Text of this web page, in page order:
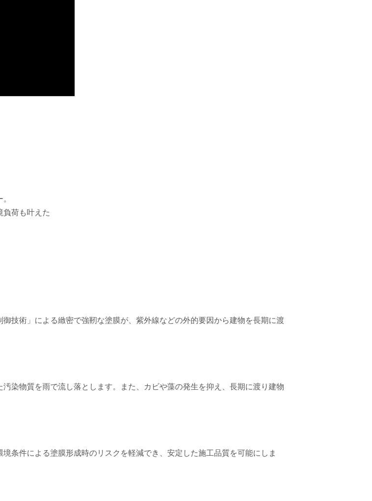
負荷も叶えた
技術」による緻密で強靭な塗膜が、紫外線などの外的要因から建物を長期に渡
染物質を雨で流し落とします。また、カビや藻の発生を抑え、長期に渡り建物
条件による塗膜形成時のリスクを軽減でき、安定した施工品質を可能にしま